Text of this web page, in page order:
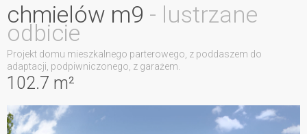
102.7 m²
chmielów m9 - lustrzane
odbicie
Projekt domu mieszkalnego parterowego, z poddaszem do
adaptacji, podpiwniczonego, z garażem.